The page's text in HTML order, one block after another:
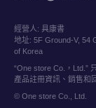
經營人: 具康書
地址: 5F Ground-V, 54
of Korea
“One store Co.，Ltd.”
產品註冊資訊、銷售和
© One store Co., Ltd.